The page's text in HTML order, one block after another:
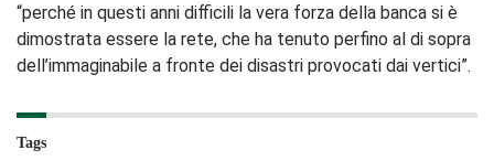
“perché in questi anni difficili la vera forza della banca si è
dimostrata essere la rete, che ha tenuto perfino al di sopra
dell’immaginabile a fronte dei disastri provocati dai vertici”.
Tags